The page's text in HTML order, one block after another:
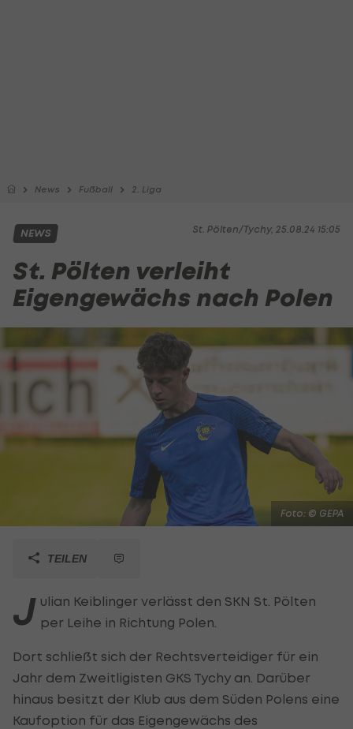
News Fußball 2. Liga
St. Pölten/Tychy, 25.08.24 15:05
NEWS
St. Pölten verleiht
Eigengewächs nach Polen
Foto: © GEPA
TEILEN
J ulian Keiblinger verlässt den SKN St. Pölten
per Leihe in Richtung Polen.
Dort schließt sich der Rechtsverteidiger für ein
Jahr dem Zweitligisten GKS Tychy an. Darüber
hinaus besitzt der Klub aus dem Süden Polens eine
Kaufoption für das Eigengewächs des